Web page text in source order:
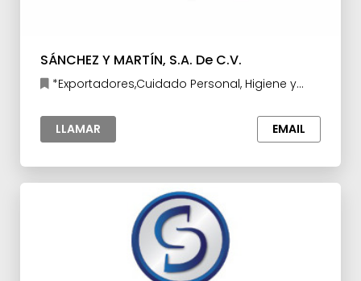
SÁNCHEZ Y MARTÍN, S.A. De C.V.
*Exportadores,Cuidado Personal, Higiene y
Industria
LLAMAR
EMAIL